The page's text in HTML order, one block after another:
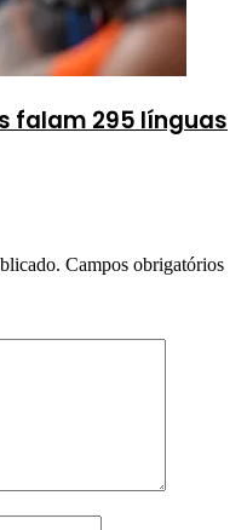
falam 295 línguas
Campos obrigatórios